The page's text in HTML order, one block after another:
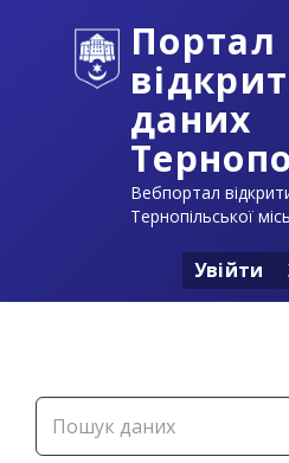
Портал
даних
Вебпортал
Тернопільської
Увійти